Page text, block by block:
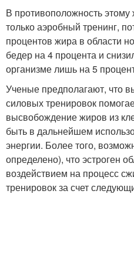
В противоположность
только аэробный тренинг,
процентов жира в области
бедер на 4 процента и
организме лишь на 5
Ученые предполагают, что
силовых тренировок
высвобождение жиров из
быть в дальнейшем
энергии. Более того,
определено), что эстроген
воздействием на процесс
тренировок за счет